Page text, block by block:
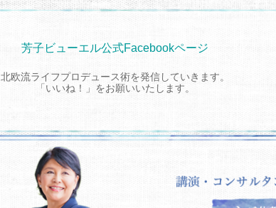
芳子ビューエル公式Facebookページ
北欧流ライフプロデュース術を発信していきます。
「いいね！」をお願いいたします。